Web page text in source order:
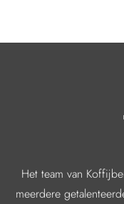
Het team van
meerdere